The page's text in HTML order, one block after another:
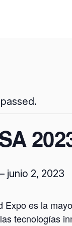
– junio 2, 2023
Expo es la
tecnologías